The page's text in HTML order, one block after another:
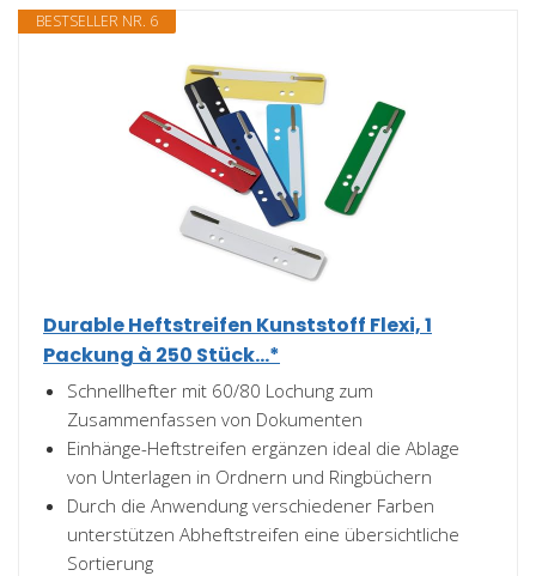
BESTSELLER NR. 6
Durable Heftstreifen Kunststoff Flexi, 1
Packung à 250 Stück...*
Schnellhefter mit 60/80 Lochung zum
Zusammenfassen von Dokumenten
Einhänge-Heftstreifen ergänzen ideal die Ablage
von Unterlagen in Ordnern und Ringbüchern
Durch die Anwendung verschiedener Farben
unterstützen Abheftstreifen eine übersichtliche
Sortierung